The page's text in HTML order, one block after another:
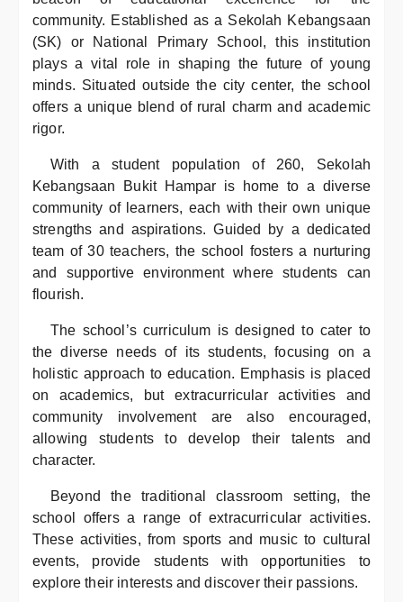
community. Established as a Sekolah Kebangsaan
(SK) or National Primary School, this institution
plays a vital role in shaping the future of young
minds. Situated outside the city center, the school
offers a unique blend of rural charm and academic
rigor.
With a student population of 260, Sekolah
Kebangsaan Bukit Hampar is home to a diverse
community of learners, each with their own unique
strengths and aspirations. Guided by a dedicated
team of 30 teachers, the school fosters a nurturing
and supportive environment where students can
flourish.
The school’s curriculum is designed to cater to
the diverse needs of its students, focusing on a
holistic approach to education. Emphasis is placed
on academics, but extracurricular activities and
community involvement are also encouraged,
allowing students to develop their talents and
character.
Beyond the traditional classroom setting, the
school offers a range of extracurricular activities.
These activities, from sports and music to cultural
events, provide students with opportunities to
explore their interests and discover their passions.